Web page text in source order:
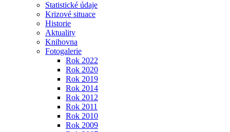
Statistické údaje
Krizové situace
Historie
Aktuality
Knihovna
Fotogalerie
Rok 2022
Rok 2020
Rok 2019
Rok 2014
Rok 2012
Rok 2011
Rok 2010
Rok 2009